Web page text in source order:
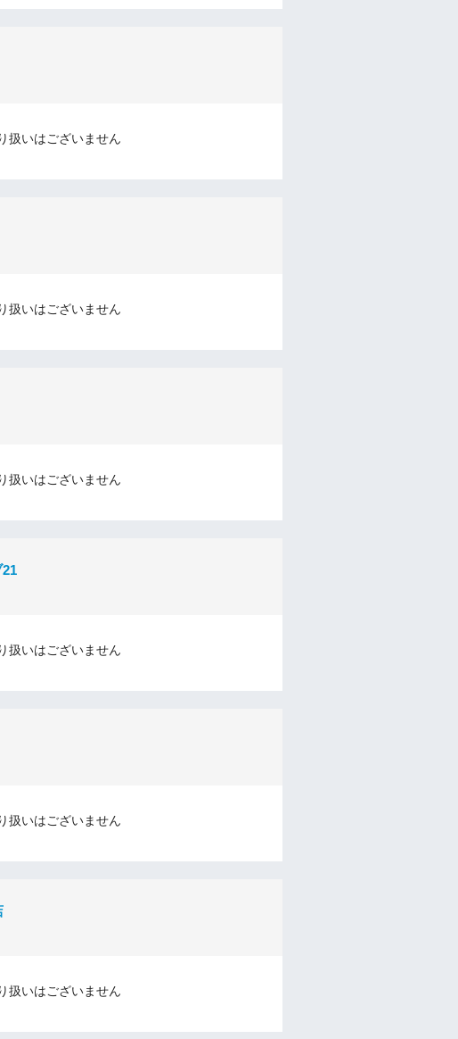
扱いはございません
扱いはございません
扱いはございません
扱いはございません
扱いはございません
扱いはございません